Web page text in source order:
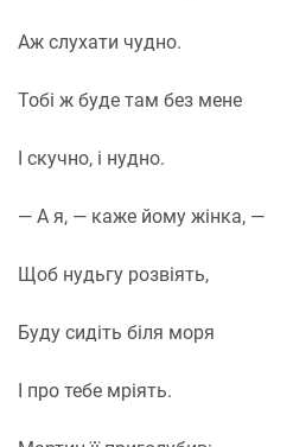
Аж слухати чудно.
Тобі ж буде там без мене
І скучно, і нудно.
— А я, — каже йому жінка, —
Щоб нудьгу розвіять,
Буду сидіть біля моря
І про тебе мріять.